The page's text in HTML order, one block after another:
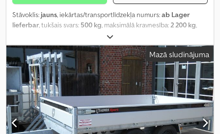
Stāvoklis: jauns, iekārtas/transportlīdzekļa numurs:ab Lager
lieferbar, tukšais svars: 500 kg, maksimālā kravnesība:2 200 kg,
, asu konfigurācija:
garums:3 010 mm, iekraušanas vietas platums:1 650 mm,
iekraušanas telpas augstums: 300 mm, riepas izmērs:185/60 R12C,
riteņu bāze:710 mm, krāsa:sudraba, Ražošanas gads:2024,
Aprīkojums: augšupielādētājs,
Mazā sludinājuma